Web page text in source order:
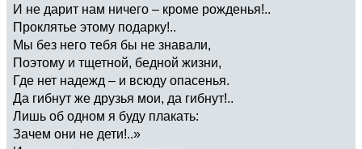
И не дарит нам ничего – кроме рожденья!..
Проклятье этому подарку!..
Мы без него тебя бы не знавали,
Поэтому и тщетной, бедной жизни,
Где нет надежд – и всюду опасенья.
Да гибнут же друзья мои, да гибнут!..
Лишь об одном я буду плакать:
Зачем они не дети!..»